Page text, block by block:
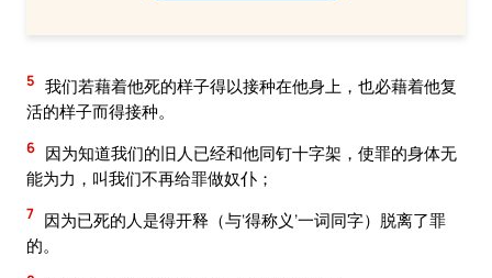
5 我们若藉着他死的样子得以接种在他身上，也必藉着他复
活的样子而得接种。
6 因为知道我们的旧人已经和他同钉十字架，使罪的身体无
能为力，叫我们不再给罪做奴仆；
7 因为已死的人是得开释（与‘得称义’一词同字）脱离了罪
的。